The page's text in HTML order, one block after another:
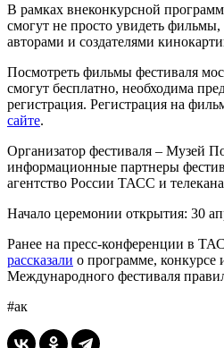
В рамках внеконкурсной
смогут не просто увидеть
авторами и создателями
Посмотреть фильмы фестиваля
смогут бесплатно, необходима
регистрация. Регистрация на
сайте.
Организатор фестиваля – Музей
информационные партнеры
агентство России ТАСС и
Начало церемонии открытия: 30
Ранее на пресс-конференции в
рассказали о программе,
Международного фестиваля
#ак